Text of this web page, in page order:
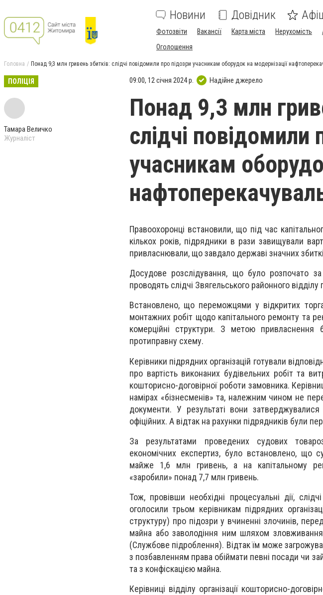
Новини Довідник
Фотозвіти Вакансії Карта міста Нерухомість
Оголошення
Головна Понад 9,3 млн гривень збитків: слідчі повідомили про підозри учасникам оборудок на модернізації
ПОЛІЦІЯ
Тамара Величко
Журналіст
09:00, 12 січня 2024 р. Надійне джерело
Понад 9,3 млн
слідчі повідомили
учасникам
Правоохоронці встановили, що під час
кількох років, підрядники в рази завищували
привласнювали, що завдало державі значних
Досудове розслідування, що було розпочато
проводять слідчі Звягельського районного відділу
Встановлено, що переможцями у відкритих
монтажних робіт щодо капітального ремонту та
комерційні структури. З метою привласнення
протиправну схему.
Керівники підрядних організацій готували
про вартість виконаних будівельних робіт та
кошторисно-договірної роботи замовника.
намірах «бізнесменів» та, належним чином не
документи. У результаті вони
офіційних. А відтак на рахунки підрядників були
За результатами проведених судових
економічних експертиз, було встановлено, що
майже 1,6 млн гривень, а на капітальному
«заробили» понад 7,7 млн гривень.
Тож, провівши необхідні процесуальні дії,
оголосили трьом керівникам підрядних
структуру) про підозри у вчиненні злочинів,
майна або заволодіння ним шляхом
(Службове підроблення). Відтак їм може
з позбавленням права обіймати певні посади чи
та з конфіскацією майна.
Керівниці відділу організації кошторисно-